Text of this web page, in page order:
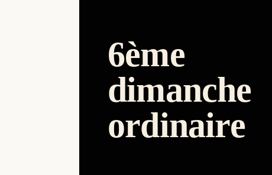
6ème
dimanche
ordinaire